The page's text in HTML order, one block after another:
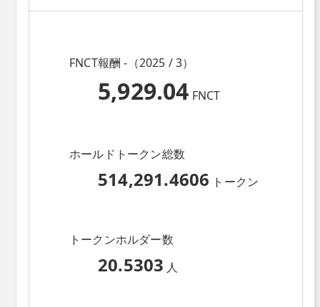
FNCT報酬 -（2025 / 3）
5,929.04 FNCT
ホールドトークン総数
514,291.4606 トークン
トークンホルダー数
20.5303 人